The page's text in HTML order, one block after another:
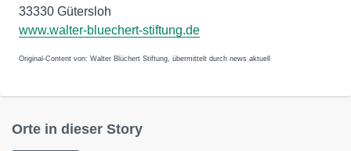
33330 Gütersloh
www.walter-bluechert-stiftung.de
Original-Content von: Walter Blüchert Stiftung, übermittelt durch news aktuell
Orte in dieser Story